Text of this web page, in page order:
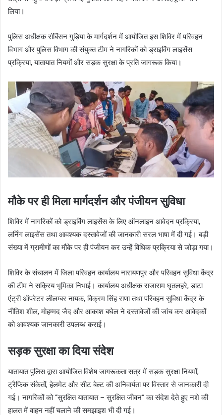
लिया।
पुलिस अधीक्षक रॉबिंसन गुड़िया के मार्गदर्शन में आयोजित इस शिविर में परिवहन
विभाग और पुलिस विभाग की संयुक्त टीम ने नागरिकों को ड्राइविंग लाइसेंस
प्रक्रिया, यातायात नियमों और सड़क सुरक्षा के प्रति जागरूक किया।
मौके पर ही मिला मार्गदर्शन और पंजीयन सुविधा
शिविर में नागरिकों को ड्राइविंग लाइसेंस के लिए ऑनलाइन आवेदन प्रक्रिया,
लर्निंग लाइसेंस तथा आवश्यक दस्तावेजों की जानकारी सरल भाषा में दी गई। बड़ी
संख्या में ग्रामीणों का मौके पर ही पंजीयन कर उन्हें विधिक प्रक्रिया से जोड़ा गया।
शिविर के संचालन में जिला परिवहन कार्यालय नारायणपुर और परिवहन सुविधा केंद्र
की टीम ने सक्रिय भूमिका निभाई। कार्यालय अधीक्षक राजाराम घृतलहरे, डाटा
एंट्री ऑपरेटर लीलम्बर नायक, विक्रम सिंह राणा तथा परिवहन सुविधा केंद्र के
नीतिश शील, मोहम्मद जैद और आकाश बघेल ने दस्तावेजों की जांच कर आवेदकों
को आवश्यक जानकारी उपलब्ध कराई।
सड़क सुरक्षा का दिया संदेश
यातायात पुलिस द्वारा आयोजित विशेष जागरूकता सत्र में सड़क सुरक्षा नियमों,
ट्रैफिक संकेतों, हेलमेट और सीट बेल्ट की अनिवार्यता पर विस्तार से जानकारी दी
गई। नागरिकों को “सुरक्षित यातायात – सुरक्षित जीवन” का संदेश देते हुए नशे की
हालत में वाहन नहीं चलाने की समझाइश भी दी गई।